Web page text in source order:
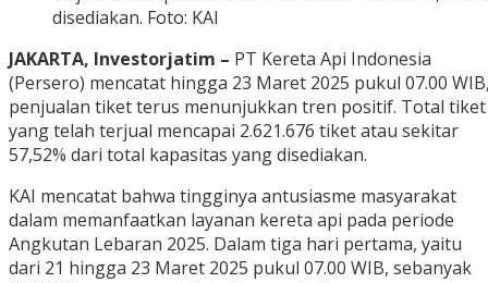
disediakan. Foto: KAI
JAKARTA, Investorjatim – PT Kereta Api Indonesia
(Persero) mencatat hingga 23 Maret 2025 pukul 07.00
penjualan tiket terus menunjukkan tren positif. Total tiket
yang telah terjual mencapai 2.621.676 tiket atau sekitar
57,52% dari total kapasitas yang disediakan.
KAI mencatat bahwa tingginya antusiasme masyarakat
dalam memanfaatkan layanan kereta api pada periode
Angkutan Lebaran 2025. Dalam tiga hari pertama, yaitu
dari 21 hingga 23 Maret 2025 pukul 07.00 WIB, sebanyak